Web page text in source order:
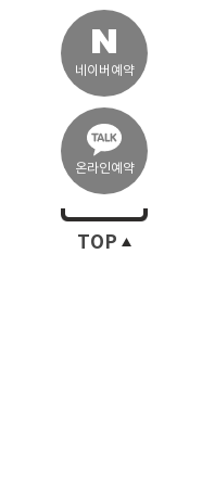
네이버예약
온라인예약
TOP